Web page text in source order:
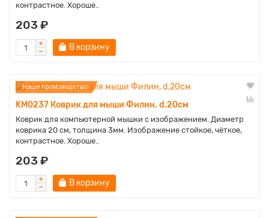
контрастное. Хороше..
203 ₽
В корзину
Наше производство
KM0237 Коврик для мыши Филин, d.20см
Коврик для компьютерной мышки с изображением. Диаметр
коврика 20 см, толщина 3мм. Изображение стойкое, чёткое,
контрастное. Хороше..
203 ₽
В корзину